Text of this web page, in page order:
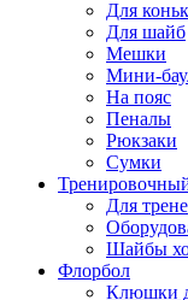
Для
Для шайб
Мешки
Мини-
На пояс
Пеналы
Рюкзаки
Сумки
Для
Шайбы
Флорбол
Клюшки